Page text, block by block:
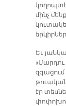
մինչ
Եւ
զգացում
էր